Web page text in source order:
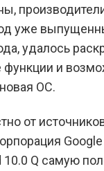
уже
удалось
функции и
ОС.
от
10.0 Q самую